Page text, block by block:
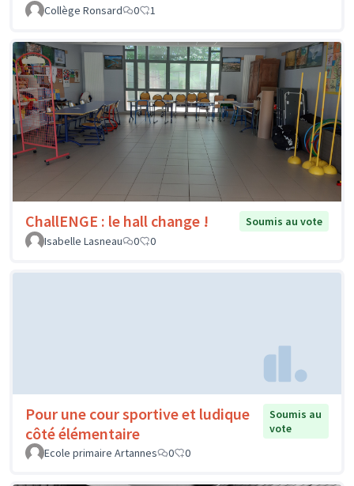
Collège Ronsard
0 1
ChallENGE : le hall change !
Soumis au vote
Isabelle Lasneau
0 0
Pour une cour sportive et ludique
côté élémentaire
Soumis au
vote
Ecole primaire Artannes
0 0